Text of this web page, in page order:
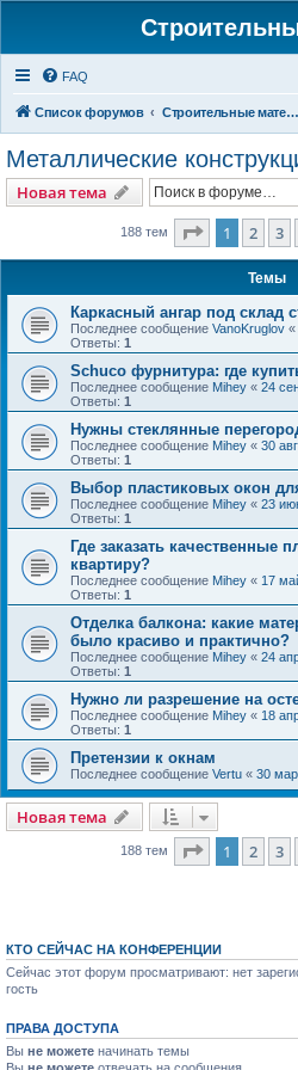
FAQ
Список форумов Строительные материалы и изделия
Металлические
Новая тема
188 тем Страница
1 2 3
Темы
Каркасный ангар под склад
Последнее сообщение VanoKruglov «
Ответы: 1
Schuco фурнитура: где
Последнее сообщение Mihey « 24
Ответы: 1
Нужны стеклянные
Последнее сообщение Mihey « 30
Ответы: 1
Выбор пластиковых окон
Последнее сообщение Mihey « 23
Ответы: 1
Где заказать качественные
квартиру?
Последнее сообщение Mihey « 17
Ответы: 1
Отделка балкона: какие
было красиво и практично?
Последнее сообщение Mihey « 24
Ответы: 1
Нужно ли разрешение на
Последнее сообщение Mihey « 18
Ответы: 1
Претензии к окнам
Последнее сообщение Vertu « 30
Новая тема
188 тем Страница
1 2 3
КТО СЕЙЧАС НА КОНФЕРЕНЦИИ
Сейчас этот форум просматривают: нет
гость
ПРАВА ДОСТУПА
Вы не можете начинать темы